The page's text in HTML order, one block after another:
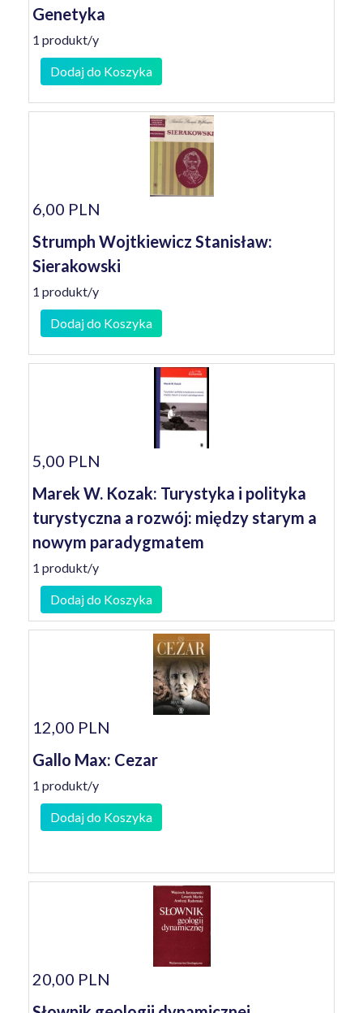
Genetyka
1 produkt/y
Dodaj do Koszyka
6,00 PLN
Strumph Wojtkiewicz Stanisław:
Sierakowski
1 produkt/y
Dodaj do Koszyka
5,00 PLN
Marek W. Kozak: Turystyka i polityka
turystyczna a rozwój: między starym a
nowym paradygmatem
1 produkt/y
Dodaj do Koszyka
12,00 PLN
Gallo Max: Cezar
1 produkt/y
Dodaj do Koszyka
20,00 PLN